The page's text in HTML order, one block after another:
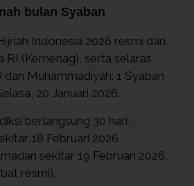
bulan Syaban
Indonesia 2026 resmi dari
RI (Kemenag), serta selaras
Muhammadiyah: 1 Syaban
20 Januari 2026.
berlangsung 30 hari,
18 Februari 2026
sekitar 19 Februari 2026,
resmi).